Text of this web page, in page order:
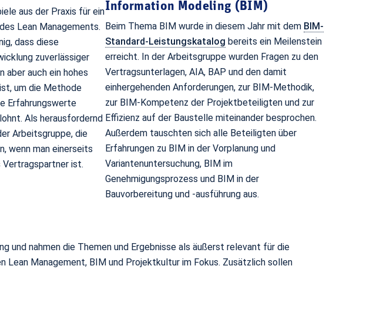
aus der Praxis für ein
Lean Managements.
dass diese
zuverlässiger
aber auch ein hohes
um die Methode
Erfahrungswerte
Als herausfordernd
Arbeitsgruppe, die
wenn man einerseits
ist.
Information Modeling (BIM)
Beim Thema BIM wurde in diesem Jahr mit dem BIM-
Standard-Leistungskatalog bereits ein Meilenstein
erreicht. In der Arbeitsgruppe wurden Fragen zu den
Vertragsunterlagen, AIA, BAP und den damit
einhergehenden Anforderungen, zur BIM-Methodik,
zur BIM-Kompetenz der Projektbeteiligten und zur
Effizienz auf der Baustelle miteinander besprochen.
Außerdem tauschten sich alle Beteiligten über
Erfahrungen zu BIM in der Vorplanung und
Variantenuntersuchung, BIM im
Genehmigungsprozess und BIM in der
Bauvorbereitung und -ausführung aus.
nahmen die Themen und Ergebnisse als äußerst relevant für die
Management, BIM und Projektkultur im Fokus. Zusätzlich sollen